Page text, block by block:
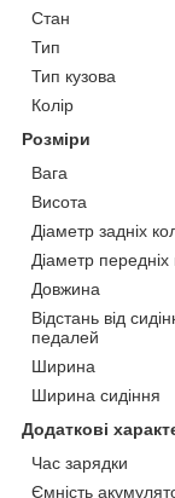
Стан
Тип
Тип кузова
Колір
Розміри
Вага
Висота
Діаметр задніх
Діаметр передніх
Довжина
Відстань від
педалей
Ширина
Ширина сидіння
Додаткові
Час зарядки
Ємність